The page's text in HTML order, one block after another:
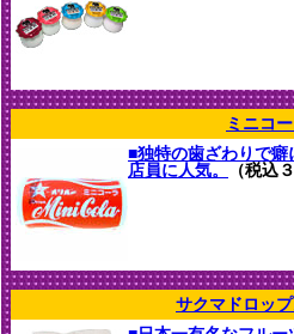
ミニコ
■独特の歯ざわりで癖
店員に人気。
（税込
サクマドロッ